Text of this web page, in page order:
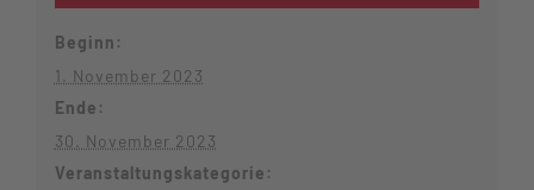
Beginn:
1. November 2023
Ende:
30. November 2023
Veranstaltungskategorie: